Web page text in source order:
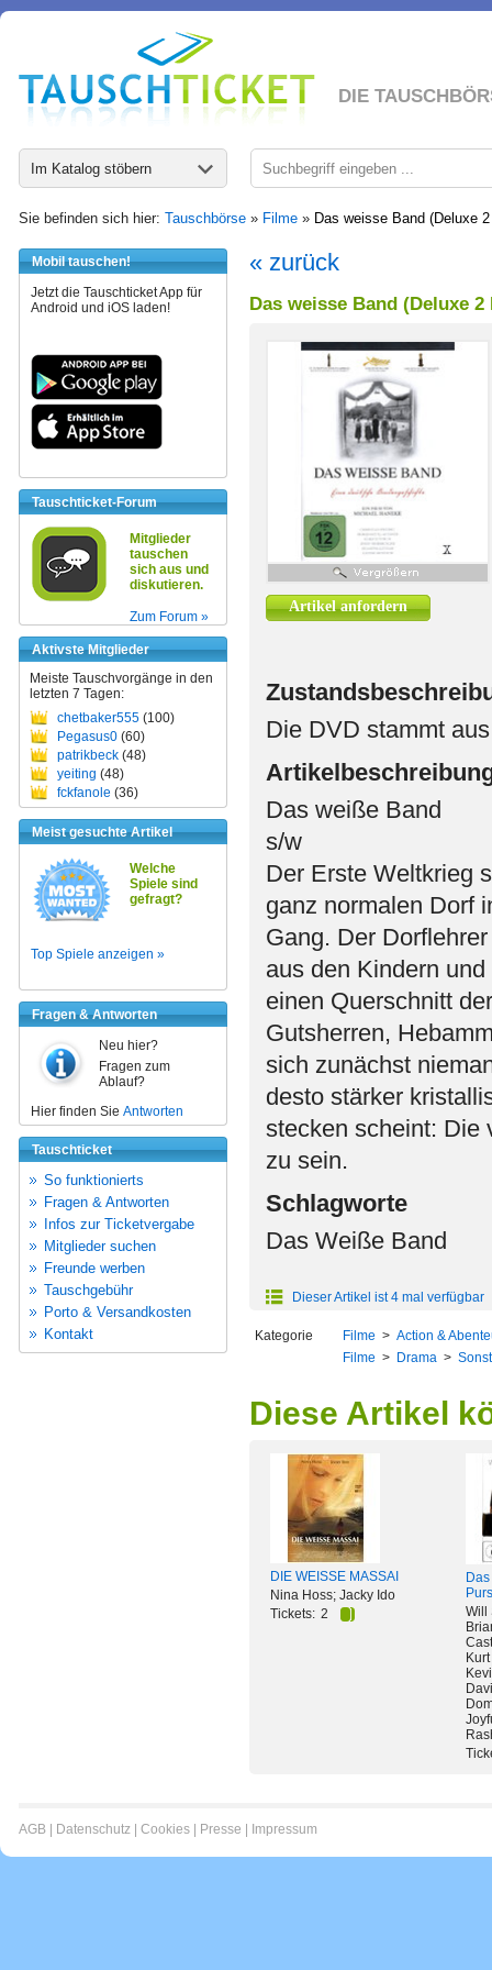
DIE
Im Katalog stöbern
Sie befinden sich hier: Tauschbörse » Filme » Das weisse Band (Deluxe
Mobil tauschen!
Jetzt die Tauschticket App für
Android und iOS laden!
Tauschticket-Forum
Mitglieder
tauschen
sich aus und
diskutieren.
Zum Forum »
Aktivste Mitglieder
Meiste Tauschvorgänge in den
letzten 7 Tagen:
chetbaker555 (100)
Pegasus0 (60)
patrikbeck (48)
yeiting (48)
fckfanole (36)
Meist gesuchte Artikel
Welche
Spiele sind
gefragt?
Top Spiele anzeigen »
Fragen & Antworten
Neu hier?
Fragen zum
Ablauf?
Hier finden Sie Antworten
Tauschticket
So funktionierts
Fragen & Antworten
Infos zur Ticketvergabe
Mitglieder suchen
Freunde werben
Tauschgebühr
Porto & Versandkosten
Kontakt
« zurück
Das weisse Band (Deluxe
Artikel anfordern
Die DVD stammt
Das weiße Band
s/w
Der Erste Weltkrieg
ganz normalen Dorf
Gang. Der
aus den Kindern
einen Querschnitt
Gutsherren,
sich zunächst
desto stärker
stecken scheint: Die
zu sein.
Schlagworte
Das Weiße Band
Dieser Artikel ist 4 mal verfügbar
Kategorie Filme > Action &
Filme > Drama >
Diese Artikel
DIE WEISSE MASSAI
Nina Hoss; Jacky Ido
Tickets: 2
Will
AGB Datenschutz Cookies Presse Impressum